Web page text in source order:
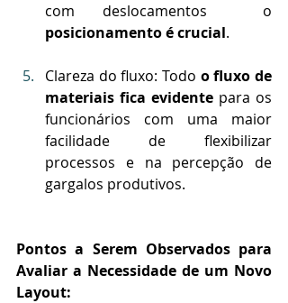
posicionamento é crucial.
Clareza do fluxo: Todo o fluxo de
materiais fica evidente para os
funcionários com uma maior
facilidade de flexibilizar
processos e na percepção de
gargalos produtivos.
Pontos a Serem Observados para
Avaliar a Necessidade de um Novo
Layout: